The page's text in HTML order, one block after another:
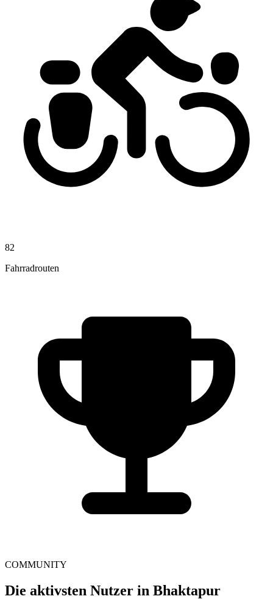
82
Fahrradrouten
COMMUNITY
Die aktivsten Nutzer in Bhaktapur